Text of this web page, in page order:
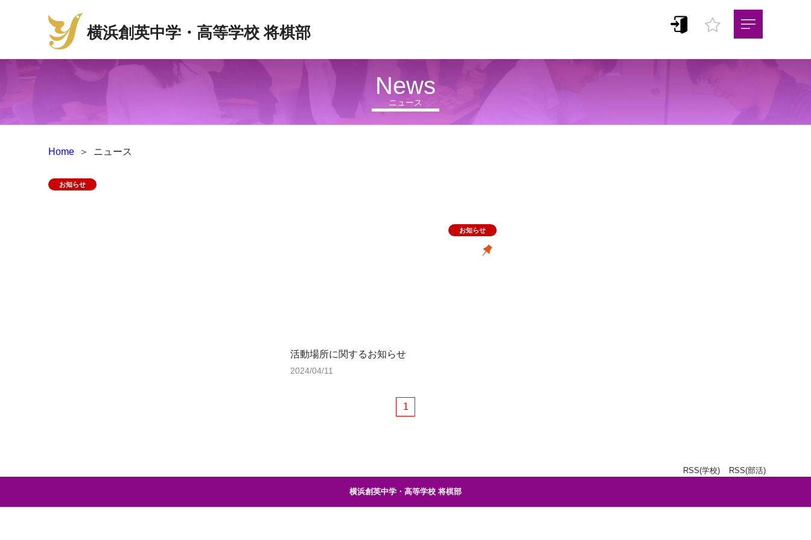
横浜創英中学・高等学校 将棋部
ニュース
News
Home ＞ ニュース
活動場所に関するお知らせ
2024/04/11
1
RSS(部活)
RSS(学校)
横浜創英中学・高等学校 将棋部